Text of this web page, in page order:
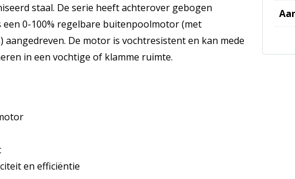
staal. De serie heeft achterover gebogen
een 0-100% regelbare buitenpoolmotor (met
De motor is vochtresistent en kan mede
in een vochtige of klamme ruimte.
en efficiëntie